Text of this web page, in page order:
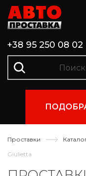
+38 95 250 08 02
Проставки
Giulietta